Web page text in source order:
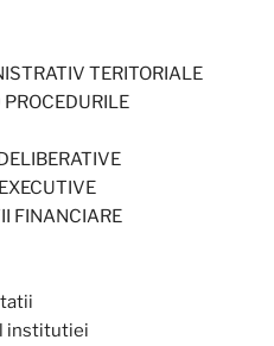
TERITORIALE
FINANCIARE
institutiei